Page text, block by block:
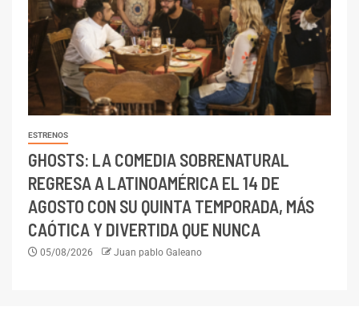
ESTRENOS
GHOSTS: LA COMEDIA SOBRENATURAL
REGRESA A LATINOAMÉRICA EL 14 DE
AGOSTO CON SU QUINTA TEMPORADA, MÁS
CAÓTICA Y DIVERTIDA QUE NUNCA
05/08/2026 Juan pablo Galeano